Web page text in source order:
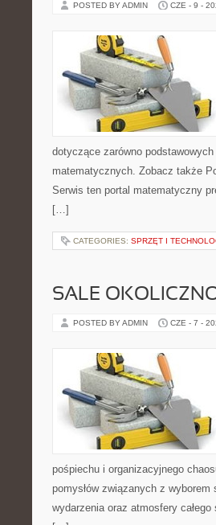
POSTED BY ADMIN CZE - 9 -
dotyczące zarówno
matematycznych. Zobacz także
Serwis ten portal matematyczny
[…]
CATEGORIES: SPRZĘT I
SALE
POSTED BY ADMIN CZE - 7 -
pośpiechu i organizacyjnego
pomysłów związanych z
wydarzenia oraz atmosfery